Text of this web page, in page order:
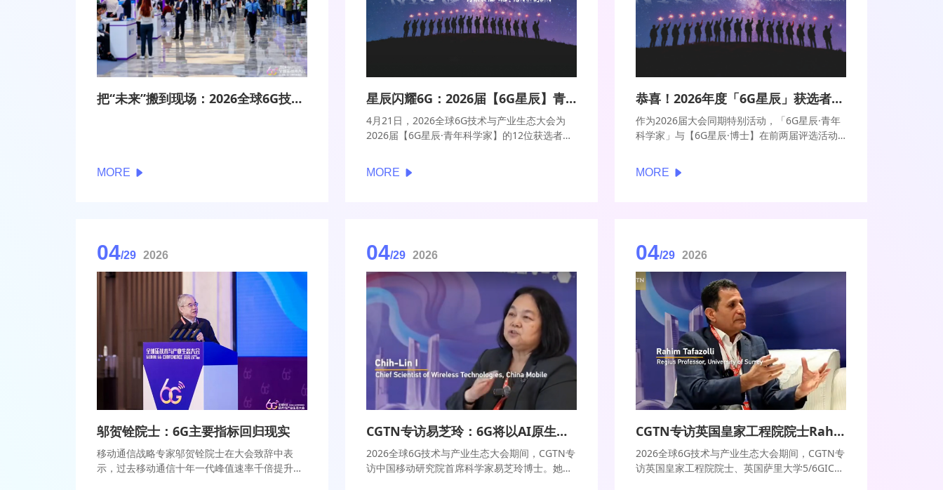
把“未来”搬到现场：2026全球6G技术与产业生态大会前沿成果展征集
MORE
星辰闪耀6G：2026届【6G星辰】青年科学家与博士获颁证书
4月21日，2026全球6G技术与产业生态大会为
2026届【6G星辰·青年科学家】的12位获选者和
书。
MORE
恭喜！2026年度「6G星辰」获选者名单出炉！
作为2026届大会同期特别活动，「6G星辰·青年
科学家」与【6G星辰·博士】在前两届评选活动
获得科研一线的更热烈响应，参选者涵盖了高
校、研究机构和企业的众多优秀青年研究人员，
MORE
04/29 2026
邬贺铨院士：6G主要指标回归现实
移动通信战略专家邬贺铨院士在大会致辞中表
示，过去移动通信十年一代峰值速率千倍提升，
04/29 2026
CGTN专访易芝玲：6G将以AI原生能力重塑通信网络
2026全球6G技术与产业生态大会期间，CGTN专
访中国移动研究院首席科学家易芝玲博士。她指
04/29 2026
CGTN专访英国皇家工程院院士Rahim：6G将成为“全球大脑
2026全球6G技术与产业生态大会期间，CGTN专
访英国皇家工程院院士、英国萨里大学5/6GIC主